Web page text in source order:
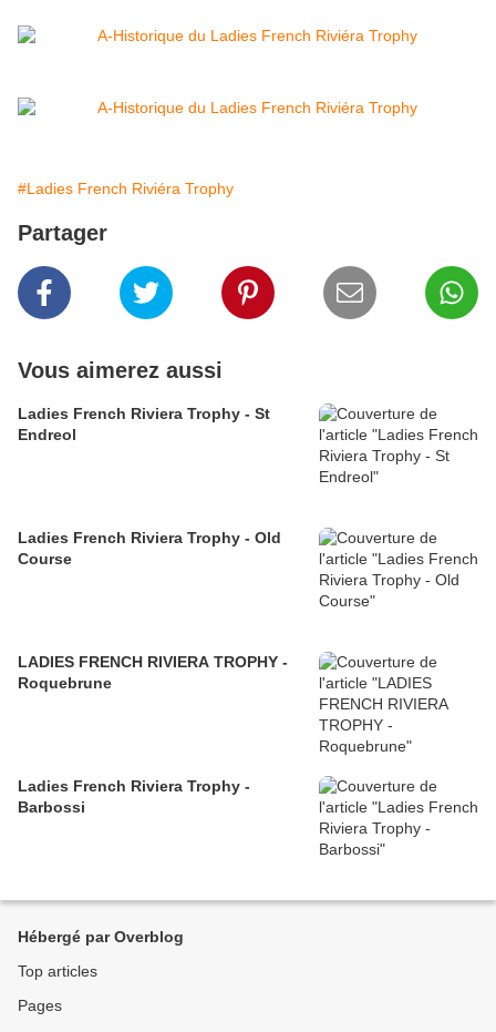
#Ladies French Riviéra Trophy
Partager
Vous aimerez aussi
Ladies French Riviera Trophy - St
Endreol
Ladies French Riviera Trophy - Old
Course
LADIES FRENCH RIVIERA TROPHY -
Roquebrune
Ladies French Riviera Trophy -
Barbossi
Hébergé par Overblog
Top articles
Pages